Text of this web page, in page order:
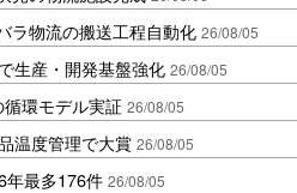
ラ物流の搬送工程自動化 26/08/05
生産・開発基盤強化 26/08/05
環モデル実証 26/08/05
温度管理で大賞 26/08/05
年最多176件 26/08/05